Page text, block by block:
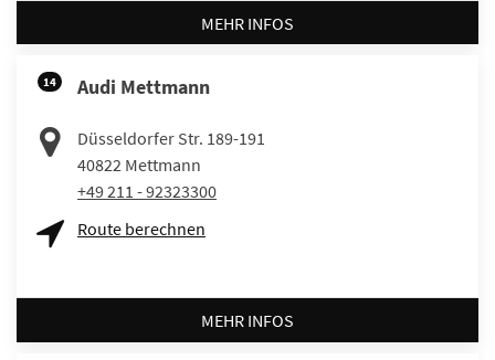
MEHR INFOS
14 Audi Mettmann
Düsseldorfer Str. 189-191
40822 Mettmann
+49 211 - 92323300
Route berechnen
MEHR INFOS